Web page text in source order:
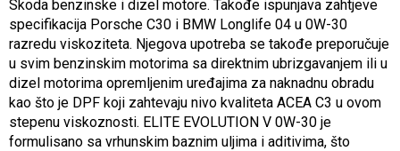
Skoda benzinske i dizel motore. Takođe ispunjava zahtjeve
specifikacija Porsche C30 i BMW Longlife 04 u 0W-30
razredu viskoziteta. Njegova upotreba se takođe preporučuje
u svim benzinskim motorima sa direktnim ubrizgavanjem ili u
dizel motorima opremljenim uređajima za naknadnu obradu
kao što je DPF koji zahtevaju nivo kvaliteta ACEA C3 u ovom
stepenu viskoznosti. ELITE EVOLUTION V 0W-30 je
formulisano sa vrhunskim baznim uljima i aditivima, što